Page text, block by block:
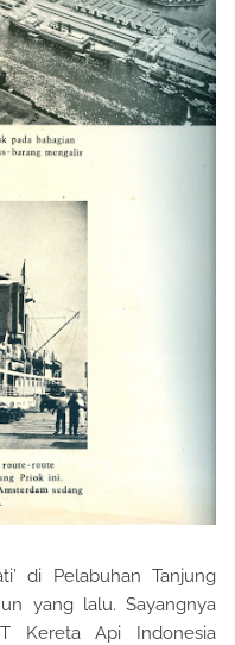
di Pelabuhan Tanjung
yang lalu. Sayangnya
Kereta Api Indonesia